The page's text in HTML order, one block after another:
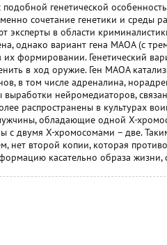
генетической
сочетание генетики и среды
эксперты в области
однако вариант гена MAOA (с
формировании. Генетический
в ход оружие. Ген MAOA
в том числе адреналина,
выработки нейромедиаторов,
распространены в культурах
обладающие одной Х-
с двумя Х-хромосомами – две.
нет второй копии, которая
касательно образа жизни,